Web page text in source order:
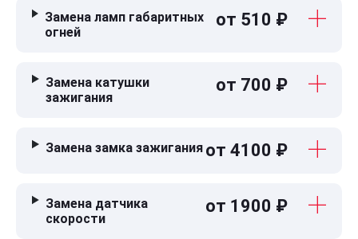
Замена ламп габаритных
огней
от 510 ₽
Замена катушки
зажигания
от 700 ₽
Замена замка зажигания от 4100 ₽
Замена датчика
скорости
от 1900 ₽